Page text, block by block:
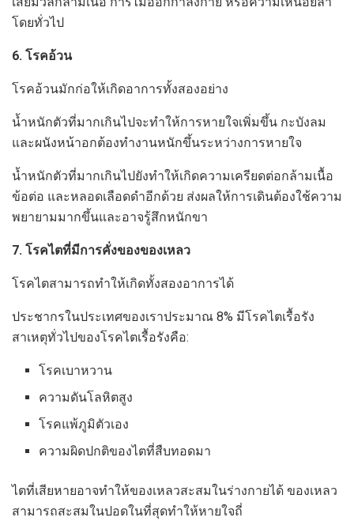
โดยทั่วไป
6. โรคอ้วน
โรคอ้วนมักก่อให้เกิดอาการทั้งสองอย่าง
น้ำหนักตัวที่มากเกินไปจะทำให้การหายใจเพิ่มขึ้น กะบังลม
และผนังหน้าอกต้องทำงานหนักขึ้นระหว่างการหายใจ
น้ำหนักตัวที่มากเกินไปยังทำให้เกิดความเครียดต่อกล้ามเนื้อ
ข้อต่อ และหลอดเลือดดำอีกด้วย ส่งผลให้การเดินต้องใช้ความ
พยายามมากขึ้นและอาจรู้สึกหนักขา
7. โรคไตที่มีการคั่งของของเหลว
โรคไตสามารถทำให้เกิดทั้งสองอาการได้
ประชากรในประเทศของเราประมาณ 8% มีโรคไตเรื้อรัง
สาเหตุทั่วไปของโรคไตเรื้อรังคือ:
โรคเบาหวาน
ความดันโลหิตสูง
โรคแพ้ภูมิตัวเอง
ความผิดปกติของไตที่สืบทอดมา
ไตที่เสียหายอาจทำให้ของเหลวสะสมในร่างกายได้ ของเหลว
สามารถสะสมในปอดในที่สุดทำให้หายใจถี่